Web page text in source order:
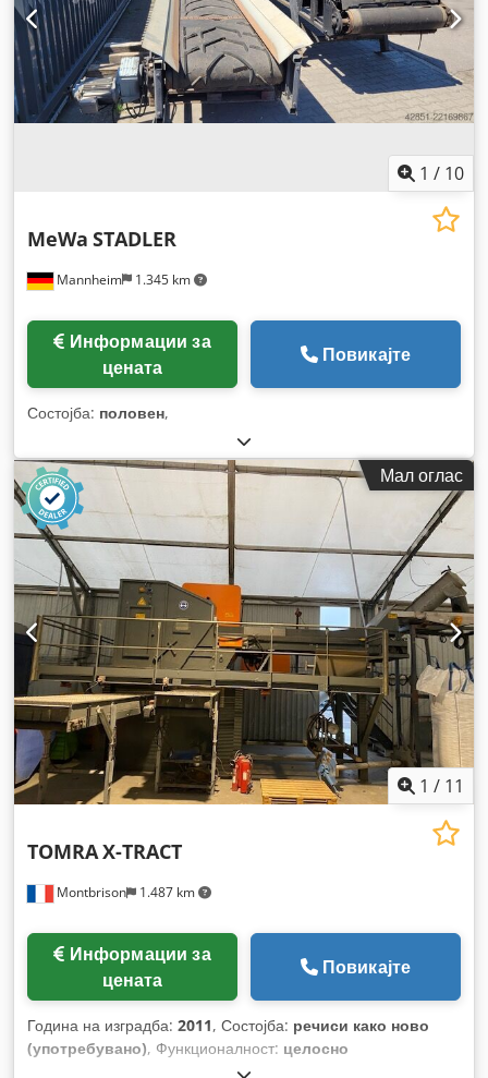
1 / 10
Mannheim 1.345 km
MeWa STADLER
цената
Повикајте
Состојба: половен,
Мал оглас
1 / 11
Montbrison 1.487 km
TOMRAX-TRACT
цената
Повикајте
Година на изградба: 2011, Состојба: речиси како ново
(употребувано), Функционалност: целосно